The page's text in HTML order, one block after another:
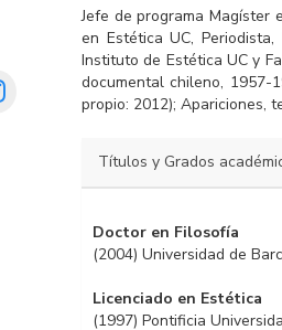
Jefe de programa Magíster
en Estética UC,
Instituto de Estética UC y
documental chileno, 1957-
propio: 2012); Apariciones,
Títulos y Grados
Doctor en Filosofía
(2004) Universidad de
Licenciado en Estética
(1997) Pontificia